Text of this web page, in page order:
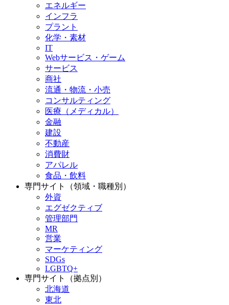
エネルギー
インフラ
プラント
化学・素材
IT
Webサービス・ゲーム
サービス
商社
流通・物流・小売
コンサルティング
医療（メディカル）
金融
建設
不動産
消費財
アパレル
食品・飲料
専門サイト（領域・職種別）
外資
エグゼクティブ
管理部門
MR
営業
マーケティング
SDGs
LGBTQ+
専門サイト（拠点別）
北海道
東北